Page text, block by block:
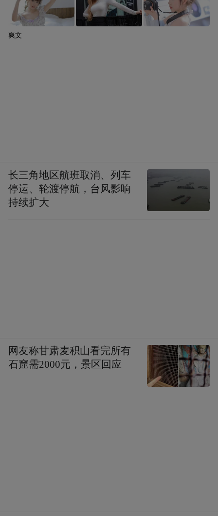
爽文
长三角地区航班取消、列车
停运、轮渡停航，台风影响
持续扩大
网友称甘肃麦积山看完所有
石窟需2000元，景区回应